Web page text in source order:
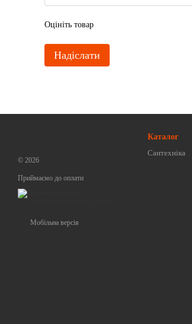
Оцініть товар
Надіслати
© 2026
Приймаємо до оплати
Мобільна версія
Каталог
Сантехніка